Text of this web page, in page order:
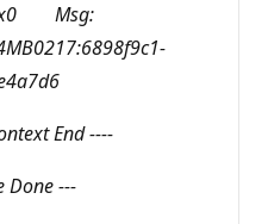
Msg:
End ----
Done ---